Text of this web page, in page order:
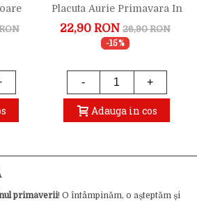
Placuta Aurie Primavara In
Dar
22,90 RON 26,90 RON
-15%
- +
Adauga in cos
primăverii! O întâmpinăm, o așteptăm și